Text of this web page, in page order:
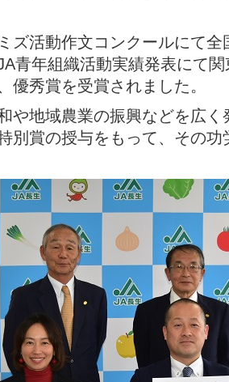
ズ活動作文コンクールにて
青年組織活動実績発表にて
優秀賞を受賞されました。
や地域農業の振興などを広
別賞の授与をもって、その